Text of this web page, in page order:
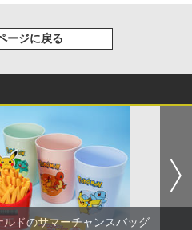
ージに戻る
ドのサマーチャンスバッグ